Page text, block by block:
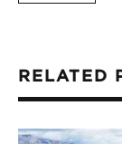
RELATED